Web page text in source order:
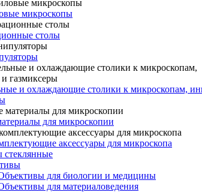
микроскопы
столы
и охлаждающие столики к микроскопам,
для микроскопии
аксессуары для микроскопа
для биологии и медицины
для материаловедения